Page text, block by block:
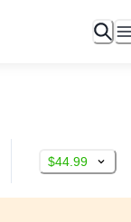
$44.99